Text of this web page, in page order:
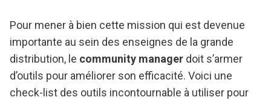
Pour mener à bien cette mission qui est devenue
importante au sein des enseignes de la grande
distribution, le community manager doit s’armer
d’outils pour améliorer son efficacité. Voici une
check-list des outils incontournable à utiliser pour